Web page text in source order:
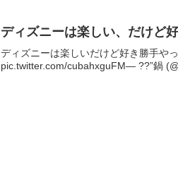
ディズニーは楽しい、だけど
ディズニーは楽しいだけど好き勝手や
pic.twitter.com/cubahxguFM— ??”鍋